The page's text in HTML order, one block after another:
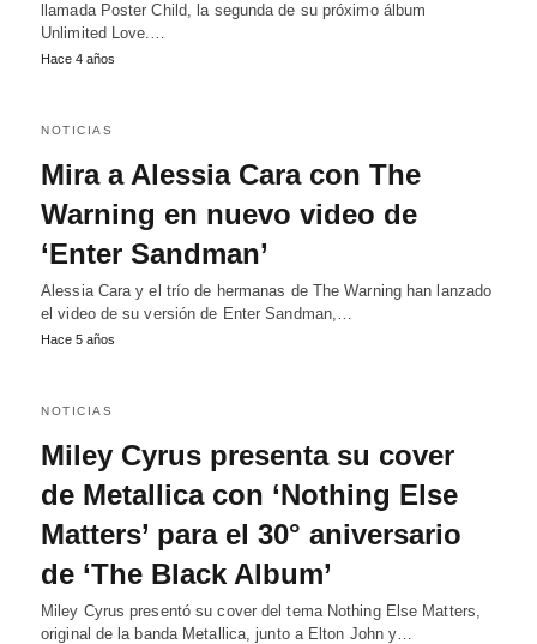
llamada Poster Child, la segunda de su próximo álbum
Unlimited Love.…
Hace 4 años
NOTICIAS
Mira a Alessia Cara con The
Warning en nuevo video de
‘Enter Sandman’
Alessia Cara y el trío de hermanas de The Warning han lanzado
el video de su versión de Enter Sandman,…
Hace 5 años
NOTICIAS
Miley Cyrus presenta su cover
de Metallica con ‘Nothing Else
Matters’ para el 30° aniversario
de ‘The Black Album’
Miley Cyrus presentó su cover del tema Nothing Else Matters,
original de la banda Metallica, junto a Elton John y…